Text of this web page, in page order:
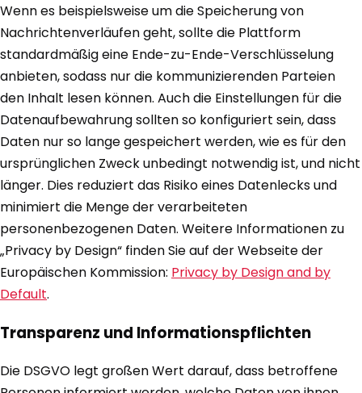
Wenn es beispielsweise um die Speicherung von
Nachrichtenverläufen geht, sollte die Plattform
standardmäßig eine Ende-zu-Ende-Verschlüsselung
anbieten, sodass nur die kommunizierenden Parteien
den Inhalt lesen können. Auch die Einstellungen für die
Datenaufbewahrung sollten so konfiguriert sein, dass
Daten nur so lange gespeichert werden, wie es für den
ursprünglichen Zweck unbedingt notwendig ist, und nicht
länger. Dies reduziert das Risiko eines Datenlecks und
minimiert die Menge der verarbeiteten
personenbezogenen Daten. Weitere Informationen zu
„Privacy by Design“ finden Sie auf der Webseite der
Europäischen Kommission: Privacy by Design and by
Default.
Transparenz und Informationspflichten
Die DSGVO legt großen Wert darauf, dass betroffene